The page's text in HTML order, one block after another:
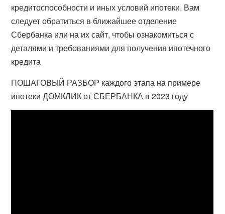
кредитоспособности и иных условий ипотеки. Вам
следует обратиться в ближайшее отделение
Сбербанка или на их сайт, чтобы ознакомиться с
деталями и требованиями для получения ипотечного
кредита
ПОШАГОВЫЙ РАЗБОР каждого этапа на примере
ипотеки ДОМКЛИК от СБЕРБАНКА в 2023 году